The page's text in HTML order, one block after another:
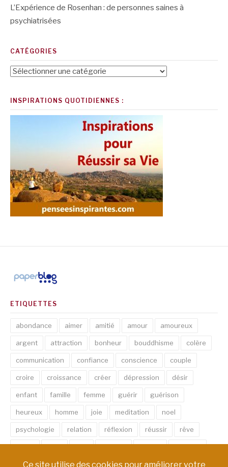
L’Expérience de Rosenhan : de personnes saines à
psychiatrisées
CATÉGORIES
Catégories
INSPIRATIONS QUOTIDIENNES :
ETIQUETTES
abondance aimer amitié amour amoureux
argent attraction bonheur bouddhisme colère
communication confiance conscience couple
croire croissance créer dépression désir
enfant famille femme guérir guérison
heureux homme joie meditation noel
psychologie relation réflexion réussir rêve
santé sexe soin spirituel succès thérapie
vie âme émotion énergie équilibre